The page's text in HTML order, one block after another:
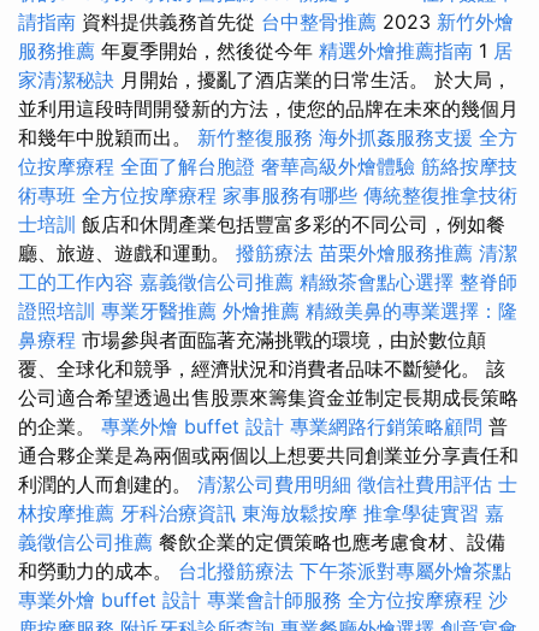
請指南 資料提供義務首先從 台中整骨推薦 2023 新竹外燴
服務推薦 年夏季開始，然後從今年 精選外燴推薦指南 1 居
家清潔秘訣 月開始，擾亂了酒店業的日常生活。 於大局，
並利用這段時間開發新的方法，使您的品牌在未來的幾個月
和幾年中脫穎而出。 新竹整復服務 海外抓姦服務支援 全方
位按摩療程 全面了解台胞證 奢華高級外燴體驗 筋絡按摩技
術專班 全方位按摩療程 家事服務有哪些 傳統整復推拿技術
士培訓 飯店和休閒產業包括豐富多彩的不同公司，例如餐
廳、旅遊、遊戲和運動。 撥筋療法 苗栗外燴服務推薦 清潔
工的工作內容 嘉義徵信公司推薦 精緻茶會點心選擇 整脊師
證照培訓 專業牙醫推薦 外燴推薦 精緻美鼻的專業選擇：隆
鼻療程 市場參與者面臨著充滿挑戰的環境，由於數位顛
覆、全球化和競爭，經濟狀況和消費者品味不斷變化。 該
公司適合希望透過出售股票來籌集資金並制定長期成長策略
的企業。 專業外燴 buffet 設計 專業網路行銷策略顧問 普
通合夥企業是為兩個或兩個以上想要共同創業並分享責任和
利潤的人而創建的。 清潔公司費用明細 徵信社費用評估 士
林按摩推薦 牙科治療資訊 東海放鬆按摩 推拿學徒實習 嘉
義徵信公司推薦 餐飲企業的定價策略也應考慮食材、設備
和勞動力的成本。 台北撥筋療法 下午茶派對專屬外燴茶點
專業外燴 buffet 設計 專業會計師服務 全方位按摩療程 沙